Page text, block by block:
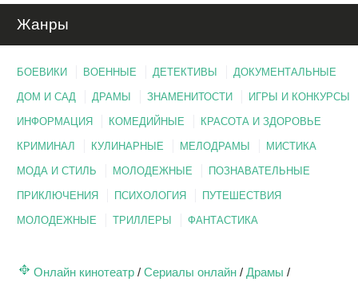
Жанры
БОЕВИКИ ВОЕННЫЕ ДЕТЕКТИВЫ ДОКУМЕНТАЛЬНЫЕ
ДОМ И САД ДРАМЫ ЗНАМЕНИТОСТИ ИГРЫ И КОНКУРСЫ
ИНФОРМАЦИЯ КОМЕДИЙНЫЕ КРАСОТА И ЗДОРОВЬЕ
КРИМИНАЛ КУЛИНАРНЫЕ МЕЛОДРАМЫ МИСТИКА
МОДА И СТИЛЬ МОЛОДЕЖНЫЕ ПОЗНАВАТЕЛЬНЫЕ
ПРИКЛЮЧЕНИЯ ПСИХОЛОГИЯ ПУТЕШЕСТВИЯ
МОЛОДЕЖНЫЕ ТРИЛЛЕРЫ ФАНТАСТИКА
Онлайн кинотеатр / Сериалы онлайн / Драмы /